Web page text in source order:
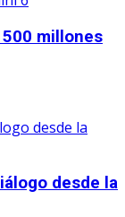
millones
desde la